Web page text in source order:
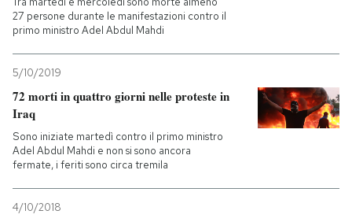
27 persone durante le manifestazioni contro il
primo ministro Adel Abdul Mahdi
5/10/2019
72 morti in quattro giorni nelle proteste in
Iraq
Sono iniziate martedì contro il primo ministro
Adel Abdul Mahdi e non si sono ancora
fermate, i feriti sono circa tremila
4/10/2018